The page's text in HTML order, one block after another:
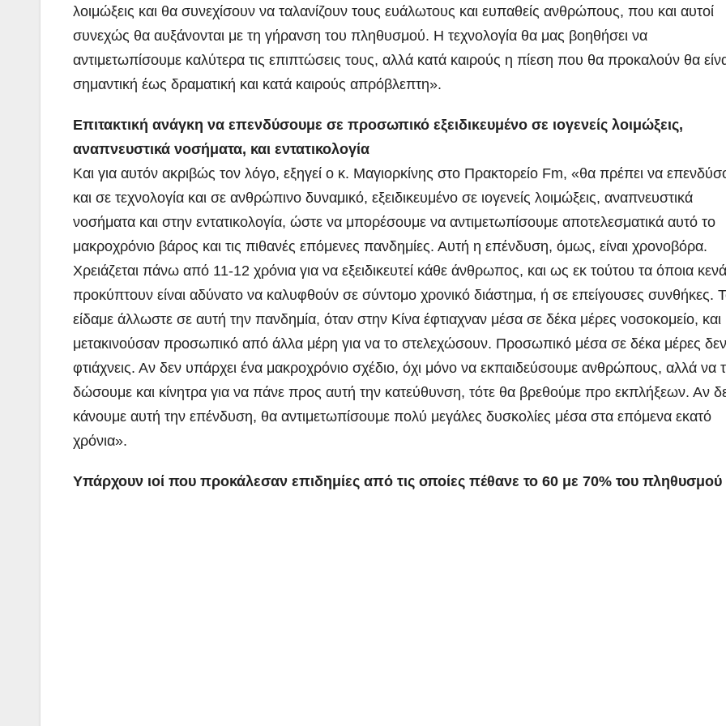
λοιμώξεις και θα συνεχίσουν να ταλανίζουν τους ευάλωτους και ευπαθείς ανθρώπους, που και αυτοί
συνεχώς θα αυξάνονται με τη γήρανση του πληθυσμού. Η τεχνολογία θα μας βοηθήσει να
αντιμετωπίσουμε καλύτερα τις επιπτώσεις τους, αλλά κατά καιρούς η πίεση που θα προκαλούν θα
σημαντική έως δραματική και κατά καιρούς απρόβλεπτη».
Επιτακτική ανάγκη να επενδύσουμε σε προσωπικό εξειδικευμένο σε ιογενείς λοιμώξεις,
αναπνευστικά νοσήματα, και εντατικολογία
Και για αυτόν ακριβώς τον λόγο, εξηγεί ο κ. Μαγιορκίνης στο Πρακτορείο Fm, «θα πρέπει να
και σε τεχνολογία και σε ανθρώπινο δυναμικό, εξειδικευμένο σε ιογενείς λοιμώξεις, αναπνευστικά
νοσήματα και στην εντατικολογία, ώστε να μπορέσουμε να αντιμετωπίσουμε αποτελεσματικά αυτό το
μακροχρόνιο βάρος και τις πιθανές επόμενες πανδημίες. Αυτή η επένδυση, όμως, είναι χρονοβόρα.
Χρειάζεται πάνω από 11-12 χρόνια για να εξειδικευτεί κάθε άνθρωπος, και ως εκ τούτου τα όποια κενά
προκύπτουν είναι αδύνατο να καλυφθούν σε σύντομο χρονικό διάστημα, ή σε επείγουσες συνθήκες.
είδαμε άλλωστε σε αυτή την πανδημία, όταν στην Κίνα έφτιαχναν μέσα σε δέκα μέρες νοσοκομείο, και
μετακινούσαν προσωπικό από άλλα μέρη για να το στελεχώσουν. Προσωπικό μέσα σε δέκα μέρες δεν
φτιάχνεις. Αν δεν υπάρχει ένα μακροχρόνιο σχέδιο, όχι μόνο να εκπαιδεύσουμε ανθρώπους, αλλά να
δώσουμε και κίνητρα για να πάνε προς αυτή την κατεύθυνση, τότε θα βρεθούμε προ εκπλήξεων. Αν
κάνουμε αυτή την επένδυση, θα αντιμετωπίσουμε πολύ μεγάλες δυσκολίες μέσα στα επόμενα εκατό
χρόνια».
Υπάρχουν ιοί που προκάλεσαν επιδημίες από τις οποίες πέθανε το 60 με 70% του πληθυσμού